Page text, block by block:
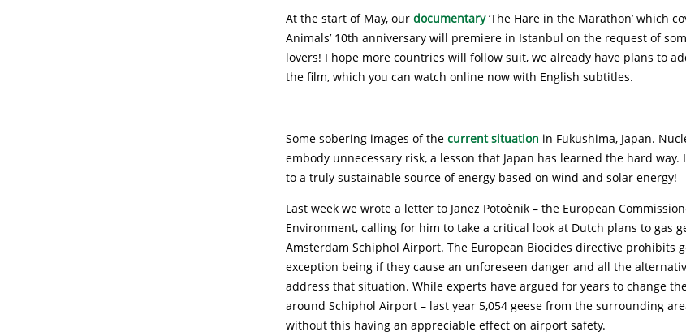
At the start of May, our documentary‘The Hare in the Marathon’ which
Animals’ 10th anniversary will premiere in Istanbul on the request of
lovers! I hope more countries will follow suit, we already have plans to
the film, which you can watch online now with English subtitles.
Some sobering images of the current situation in Fukushima, Japan.
embody unnecessary risk, a lesson that Japan has learned the hard
to a truly sustainable source of energy based on wind and solar energy!
Last week we wrote a letter to Janez Potoènik – the European
Environment, calling for him to take a critical look at Dutch plans to gas
Amsterdam Schiphol Airport. The European Biocides directive prohibits
exception being if they cause an unforeseen danger and all the
address that situation. While experts have argued for years to change
around Schiphol Airport – last year 5,054 geese from the surrounding
without this having an appreciable effect on airport safety.